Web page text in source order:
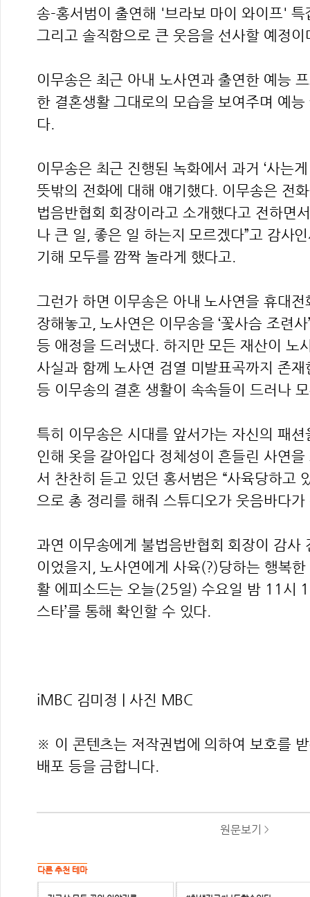
송-홍서범이 출연해 '브라보 마이 와이프' 특
그리고 솔직함으로 큰 웃음을 선사할 예정이
이무송은 최근 아내 노사연과 출연한 예능
한 결혼생활 그대로의 모습을 보여주며 예
다.
이무송은 최근 진행된 녹화에서 과거 ‘사는
뜻밖의 전화에 대해 얘기했다. 이무송은 전
법음반협회 회장이라고 소개했다고 전하면
나 큰 일, 좋은 일 하는지 모르겠다”고 감사
기해 모두를 깜짝 놀라게 했다고.
그런가 하면 이무송은 아내 노사연을 휴대전
장해놓고, 노사연은 이무송을 ‘꽃사슴 조련
등 애정을 드러냈다. 하지만 모든 재산이 노
사실과 함께 노사연 검열 미발표곡까지 존
등 이무송의 결혼 생활이 속속들이 드러나
특히 이무송은 시대를 앞서가는 자신의 패
인해 옷을 갈아입다 정체성이 흔들린 사연
서 찬찬히 듣고 있던 홍서범은 “사육당하고
으로 총 정리를 해줘 스튜디오가 웃음바다
과연 이무송에게 불법음반협회 회장이 감사
이었을지, 노사연에게 사육(?)당하는 행복
활 에피소드는 오늘(25일) 수요일 밤 11시
스타’를 통해 확인할 수 있다.
iMBC 김미정 | 사진 MBC
※ 이 콘텐츠는 저작권법에 의하여 보호를
배포 등을 금합니다.
원문보기 >
다른 추천 테마